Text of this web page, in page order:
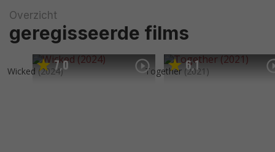
Overzicht
geregisseerde films
7,0
Wicked (2024) 6,1
Together (2021)